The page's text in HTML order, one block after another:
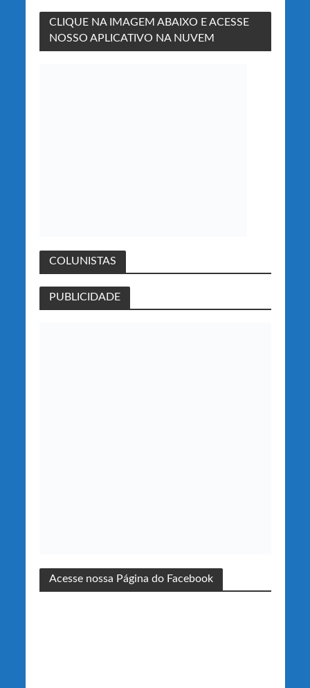
CLIQUE NA IMAGEM ABAIXO E ACESSE
NOSSO APLICATIVO NA NUVEM
COLUNISTAS
PUBLICIDADE
Acesse nossa Página do Facebook